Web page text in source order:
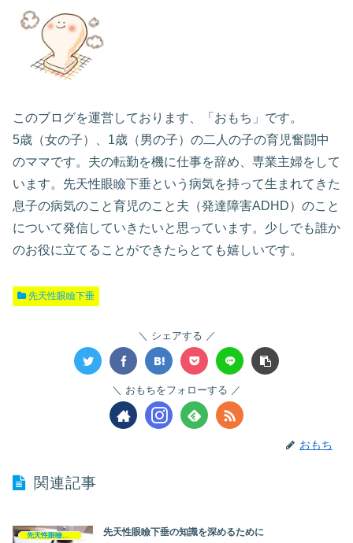
このブログを運営しております、「おもち」です。
5歳（女の子）、1歳（男の子）の二人の子の育児奮闘中
のママです。夫の転勤を機に仕事を辞め、専業主婦をして
います。先天性眼瞼下垂という病気を持って生まれてきた
息子の病気のこと育児のこと夫（発達障害ADHD）のこと
について発信していきたいと思っています。少しでも誰か
のお役に立てることができたらとても嬉しいです。
先天性眼瞼下垂
シェアする
おもちをフォローする
おもち
関連記事
先天性眼瞼下垂 先天性眼瞼下垂の知識を深めるために